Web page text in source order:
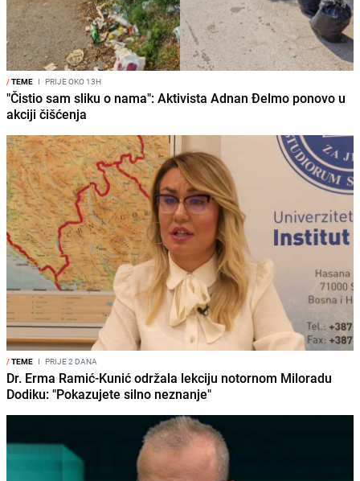
/TEME I PRIJE OKO 13H
"Čistio sam sliku o nama": Aktivista Adnan Đelmo ponovo u
akciji čišćenja
/TEME I PRIJE 2 DANA
Dr. Erma Ramić-Kunić održala lekciju notornom Miloradu
Dodiku: "Pokazujete silno neznanje"